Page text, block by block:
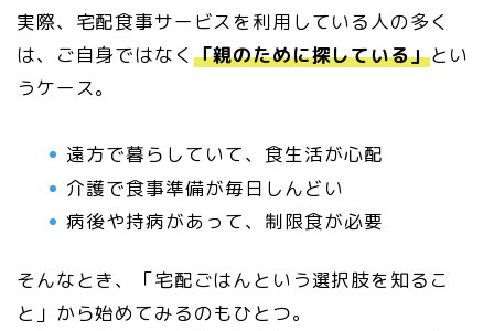
実際、宅配食事サービスを利用している人の多く
は、ご自身ではなく 「親のために探している」とい
うケース。
遠方で暮らしていて、食生活が心配
介護で食事準備が毎日しんどい
病後や持病があって、制限食が必要
そんなとき、「宅配ごはんという選択肢を知るこ
と」から始めてみるのもひとつ。